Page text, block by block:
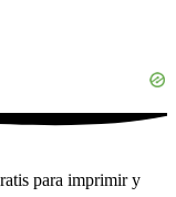
para imprimir y